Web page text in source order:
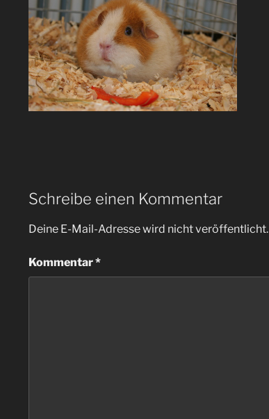
Schreibe einen Kommentar
Deine E-Mail-Adresse wird nicht veröffentlicht.
Kommentar*